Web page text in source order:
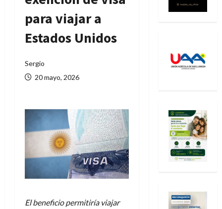
para viajar a
Estados Unidos
Sergio
20 mayo, 2026
El beneficio permitiría viajar